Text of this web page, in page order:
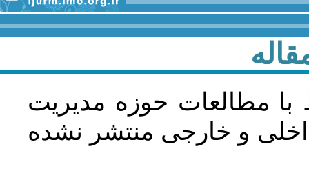
با مطالعات حوزه مديريت
و خارجی منتشر نشده